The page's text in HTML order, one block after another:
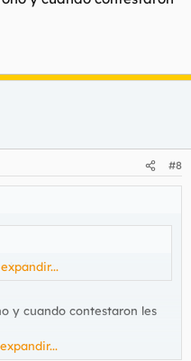
#8
y cuando contestaron les